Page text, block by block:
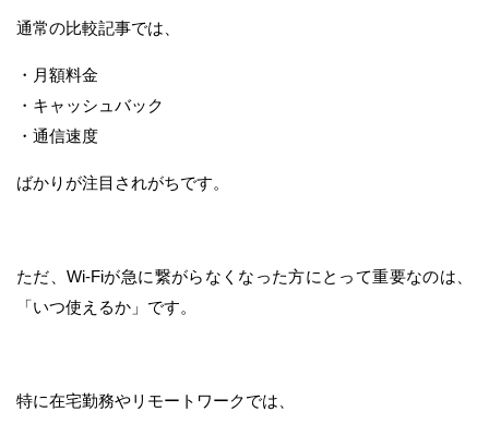
通常の比較記事では、
・月額料金
・キャッシュバック
・通信速度
ばかりが注目されがちです。
ただ、Wi-Fiが急に繋がらなくなった方にとって重要なのは、
「いつ使えるか」です。
特に在宅勤務やリモートワークでは、